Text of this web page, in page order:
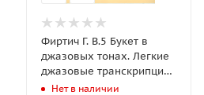
Фиртич Г. В.5 Букет в
джазовых тонах. Легкие
джазовые транскрипции
мелодий для фортепиано
Нет в наличии